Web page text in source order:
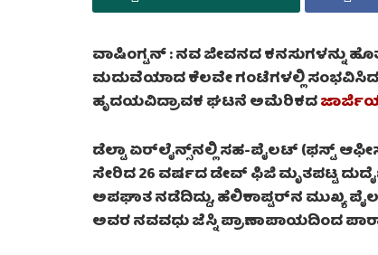
ವಾಷಿಂಗ್ಟನ್ :ನವ ಜೀವನದ ಕನಸುಗಳನ್ನು
ಮದುವೆಯಾದ ಕೆಲವೇ ಗಂಟೆಗಳಲ್ಲಿ ಸಂಭವಿಸಿದ
ಹೃದಯವಿದ್ರಾವಕ ಘಟನೆ ಅಮೆರಿಕದ
ಡೆಲ್ಟಾ ಏರ್‌ಲೈನ್ಸ್‌ನಲ್ಲಿ ಸಹ-ಪೈಲಟ್ (ಫಸ್ಟ್
ಸೇರಿದ 26 ವರ್ಷದ ಡೇವ್ ಫಿಜಿ ಮೃತಪಟ್ಟ
ಅಪಘಾತ ನಡೆದಿದ್ದು, ಹೆಲಿಕಾಪ್ಟರ್‌ನ ಮುಖ್ಯ
ಅವರ ನವವಧು ಜೆಸ್ನಿ ಪ್ರಾಣಾಪಾಯದಿಂದ